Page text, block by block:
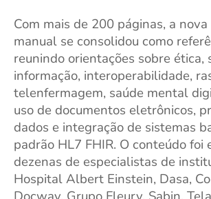
Com mais de 200 páginas, a
manual se consolidou como
reunindo orientações sobre ética,
informação, interoperabilidade,
telenfermagem, saúde mental
uso de documentos eletrônicos,
dados e integração de sistemas
padrão HL7 FHIR. O conteúdo foi
dezenas de especialistas de
Hospital Albert Einstein, Dasa,